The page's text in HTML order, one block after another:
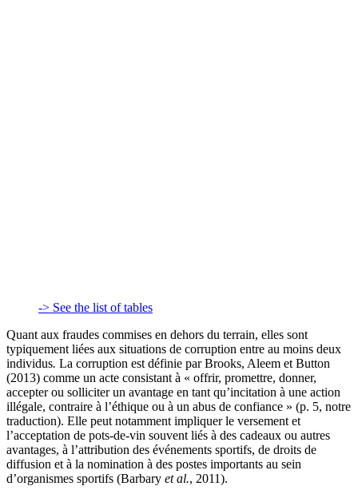
-> See the list of tables
Quant aux fraudes commises en dehors du terrain, elles sont
typiquement liées aux situations de corruption entre au moins deux
individus. La corruption est définie par Brooks, Aleem et Button
(2013) comme un acte consistant à « offrir, promettre, donner,
accepter ou solliciter un avantage en tant qu’incitation à une action
illégale, contraire à l’éthique ou à un abus de confiance » (p. 5, notre
traduction). Elle peut notamment impliquer le versement et
l’acceptation de pots-de-vin souvent liés à des cadeaux ou autres
avantages, à l’attribution des événements sportifs, de droits de
diffusion et à la nomination à des postes importants au sein
d’organismes sportifs (Barbary et al., 2011).